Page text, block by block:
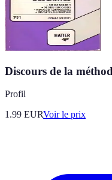
Discours de la
Profil
1.99 EURVoir le prix